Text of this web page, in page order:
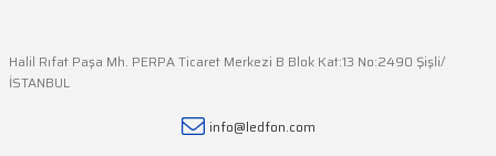
Halil Rıfat Paşa Mh. PERPA Ticaret Merkezi B Blok Kat:13 No:2490 Şişli/
İSTANBUL
info@ledfon.com